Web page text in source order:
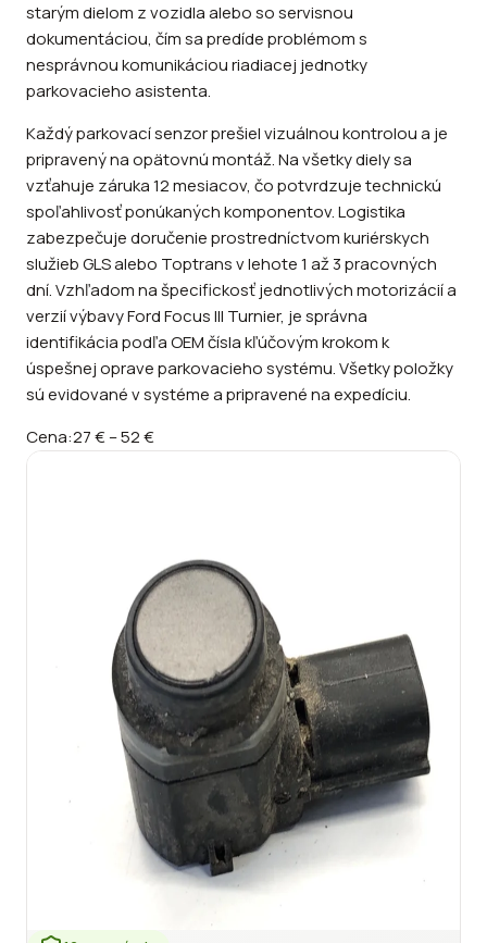
starým dielom z vozidla alebo so servisnou
dokumentáciou, čím sa predíde problémom s
nesprávnou komunikáciou riadiacej jednotky
parkovacieho asistenta.
Každý parkovací senzor prešiel vizuálnou kontrolou a je
pripravený na opätovnú montáž. Na všetky diely sa
vzťahuje záruka 12 mesiacov, čo potvrdzuje technickú
spoľahlivosť ponúkaných komponentov. Logistika
zabezpečuje doručenie prostredníctvom kuriérskych
služieb GLS alebo Toptrans v lehote 1 až 3 pracovných
dní. Vzhľadom na špecifickosť jednotlivých motorizácií a
verzií výbavy Ford Focus III Turnier, je správna
identifikácia podľa OEM čísla kľúčovým krokom k
úspešnej oprave parkovacieho systému. Všetky položky
sú evidované v systéme a pripravené na expedíciu.
Cena:27 €–52 €